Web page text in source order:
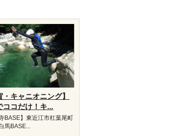
・キャニオニング】
ココだけ！キ...
寺BASE】東近江市杠葉尾町
馬BASE...